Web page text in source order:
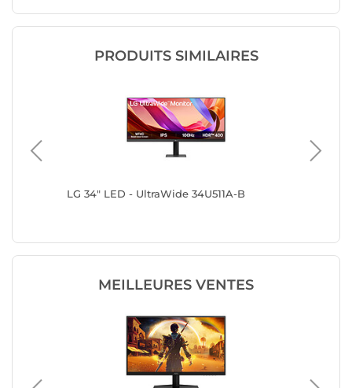
PRODUITS SIMILAIRES
LG 34" LED - UltraWide 34U511A-B
MEILLEURES VENTES